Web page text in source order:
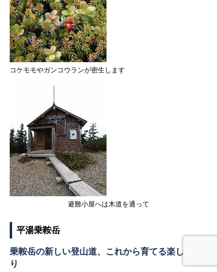
コケモモやガンコウランが密生します
避難小屋へは木道を通って
平湯乗鞍岳
乗鞍岳の新しい登山道、これから育てる楽しみあ
り